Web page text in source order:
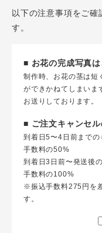
以下の注意事項をご確
す。
■ お花の完成写真
制作時、お花の茎は短
ができかねてしまいま
お送りしております。
■ ご注文キャンセ
到着日5〜4日前まで
手数料の50%
到着日3日前〜発送後
手数料の100%
※振込手数料275円を
す。